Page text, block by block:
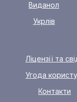
Виданол
Укрлів
Ліцензії та
Угода
Контакти